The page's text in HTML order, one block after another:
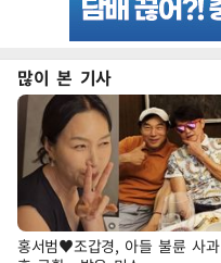
많이 본 기사
홍서범♥조갑경, 아들 불륜 사과